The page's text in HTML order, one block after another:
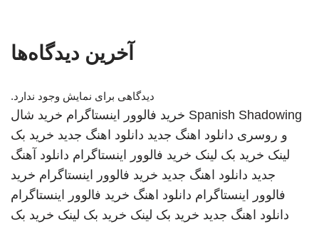
آخرین دیدگاه‌ها
دیدگاهی برای نمایش وجود ندارد.
Spanish Shadowing خرید فالوور اینستاگرام خرید شال
و روسری دانلود اهنگ جدید دانلود اهنگ جدید خرید بک
لینک خرید بک لینک خرید فالوور اینستاگرام دانلود آهنگ
جدید دانلود اهنگ جدید خرید فالوور اینستاگرام خرید
فالوور اینستاگرام دانلود اهنگ خرید فالوور اینستاگرام
دانلود اهنگ جدید خرید بک لینک خرید بک لینک خرید بک